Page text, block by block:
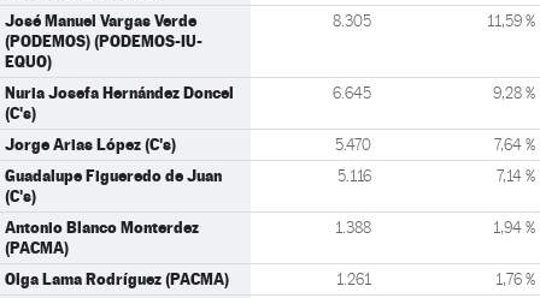
José Manuel Vargas Verde
(PODEMOS) (PODEMOS-IU-
EQUO)
8.305 11,59 %
Nuria Josefa Hernández Doncel
(C's)
6.645 9,28 %
Jorge Arias López (C's) 5.470 7,64 %
Guadalupe Figueredo de Juan
(C's)
5.116 7,14 %
Antonio Blanco Monterdez
(PACMA)
1.388 1,94 %
Olga Lama Rodríguez (PACMA) 1.261 1,76 %